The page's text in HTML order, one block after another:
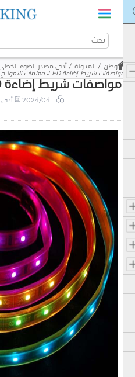
وطن المدونة
أدى مصدر الضوء الخطي
مواصفات شريط إضاءة LED، معلمات النموذج
مواصفات شريط إضاءة LED، معلمات النموذج
2024/04 أدى